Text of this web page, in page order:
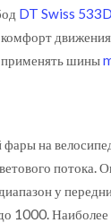
DT Swiss 533D
применять шины
на
потока.
у
1000.